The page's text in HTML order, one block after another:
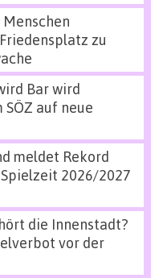
Menschen
zu
Bar wird
auf neue
meldet Rekord
2026/2027
die Innenstadt?
vor der